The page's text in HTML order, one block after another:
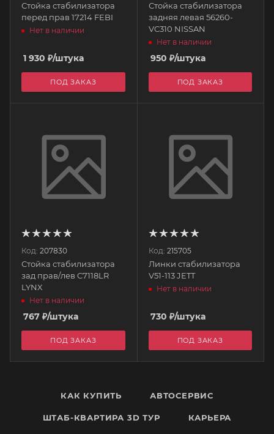
Стойка стабилизатора
перед прав 17214 FEBI
Нет в наличии
1 930 ₽/штука
ПОД ЗАКАЗ
Стойка стабилизатора
задняя левая 56260-
VC310 NISSAN
Нет в наличии
950 ₽/штука
ПОД ЗАКАЗ
Код: 207830
Стойка стабилизатора
зад прав/лев C7118LR
LYNX
Нет в наличии
767 ₽/штука
ПОД ЗАКАЗ
Код: 215705
Линки стабилизатора
V51-113 JETT
Нет в наличии
730 ₽/штука
ПОД ЗАКАЗ
КАК КУПИТЬ АВТОСЕРВИС
ШТАБ-КВАРТИРА 3D ТУР КАРЬЕРА